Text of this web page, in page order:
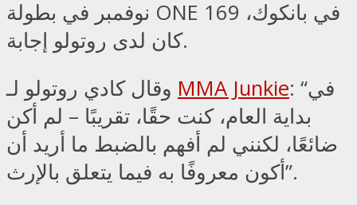
نوفمبر في بطولة ONE 169 في بانكوك،
كان لدى روتولو إجابة.
MMA Junkie: “في
بداية العام، كنت حقًا، تقريبًا – لم أكن
ضائعًا، لكنني لم أفهم بالضبط ما أريد أن
أكون معروفًا به فيما يتعلق بالإرث”.